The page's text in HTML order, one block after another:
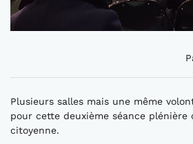
Plusieurs salles mais une même
pour cette deuxième séance plénière
citoyenne.